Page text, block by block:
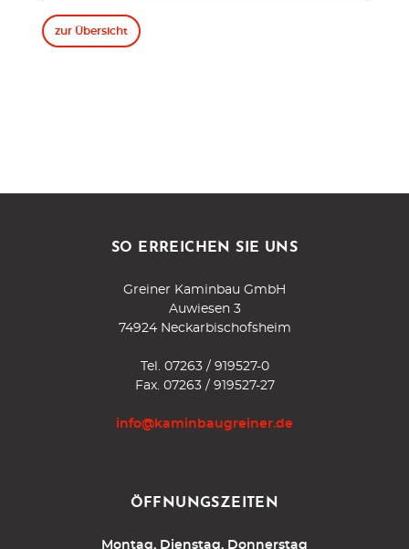
zur Übersicht
SO ERREICHEN SIE UNS
Greiner Kaminbau GmbH
Auwiesen 3
74924 Neckarbischofsheim
Tel. 07263 / 919527-0
Fax. 07263 / 919527-27
info@kaminbaugreiner.de
ÖFFNUNGSZEITEN
Montag, Dienstag, Donnerstag